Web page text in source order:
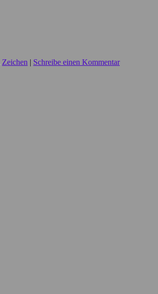
Zeichen | Schreibe einen Kommentar